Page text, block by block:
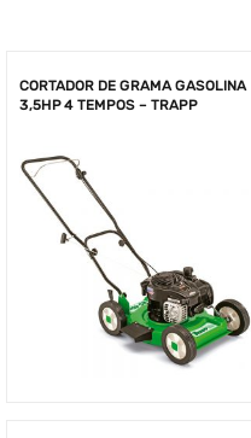
CORTADOR DE GRAMA GASOLINA
3,5HP 4 TEMPOS – TRAPP